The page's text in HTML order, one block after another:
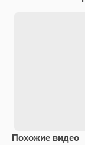
Похожие видео